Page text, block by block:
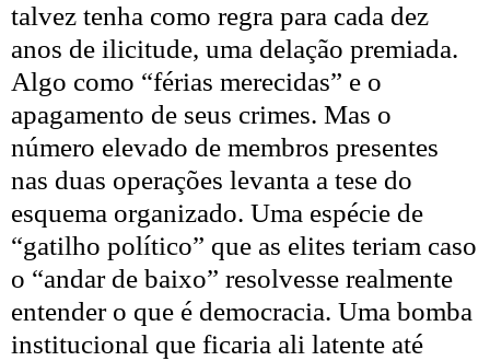
talvez tenha como regra para cada dez
anos de ilicitude, uma delação premiada.
Algo como “férias merecidas” e o
apagamento de seus crimes. Mas o
número elevado de membros presentes
nas duas operações levanta a tese do
esquema organizado. Uma espécie de
“gatilho político” que as elites teriam caso
o “andar de baixo” resolvesse realmente
entender o que é democracia. Uma bomba
institucional que ficaria ali latente até